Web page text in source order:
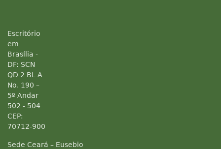
Escritório
em
Brasília -
DF: SCN
QD 2 BL A
No. 190 –
5º Andar
502 - 504
CEP:
70712-900
Sede Ceará – Eusebio